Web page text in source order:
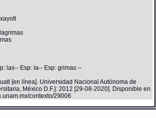
las-- Esp: la-- Esp: grimas --
[en línea]. Universidad Nacional Autónoma de
México D.F.]: 2012 [29-08-2020]. Disponible en
contexto/29006